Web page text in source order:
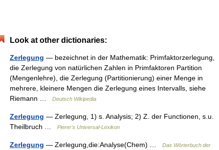
Look at other dictionaries:
Zerlegung — bezeichnet in der Mathematik: Primfaktorzerlegung,
die Zerlegung von natürlichen Zahlen in Primfaktoren Partition
(Mengenlehre), die Zerlegung (Partitionierung) einer Menge in
mehrere, kleinere Mengen die Zerlegung eines Intervalls, siehe
Riemann …
Deutsch Wikipedia
Zerlegung — Zerlegung, 1) s. Analysis; 2) Z. der Functionen, s.u.
Theilbruch …
Pierer's Universal-Lexikon
Zerlegung — Zerlegung,die:Analyse(Chem) …
Das Wörterbuch der